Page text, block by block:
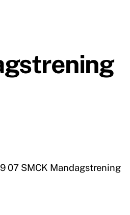
07 SMCK Mandagstrening